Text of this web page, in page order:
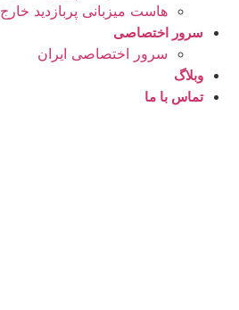
هاست میزبانی پربازدید خارج
سرور اختصاصی
سرور اختصاصی ایران
وبلاگ
تماس با ما